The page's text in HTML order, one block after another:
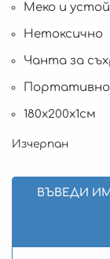
Меко и
Нетоксично
Чанта за
180х200х1см
Изчерпан
ВЪВЕДИ